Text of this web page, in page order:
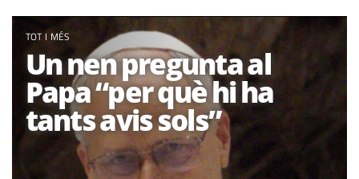
TOT I MÉS
Un nen pregunta al
Papa “per què hi ha
tants avis sols”